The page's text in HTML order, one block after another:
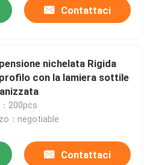
Contattaci
nichelata Rigida
con la lamiera sottile
200pcs
：negotiable
Contattaci